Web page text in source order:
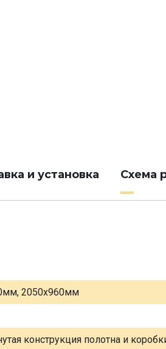
и установка Схема
2050х960мм
конструкция полотна и